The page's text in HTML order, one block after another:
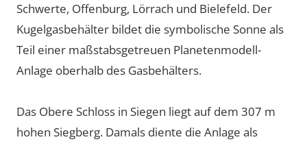
Schwerte, Offenburg, Lörrach und Bielefeld. Der
Kugelgasbehälter bildet die symbolische Sonne als
Teil einer maßstabsgetreuen Planetenmodell-
Anlage oberhalb des Gasbehälters.
Das Obere Schloss in Siegen liegt auf dem 307 m
hohen Siegberg. Damals diente die Anlage als